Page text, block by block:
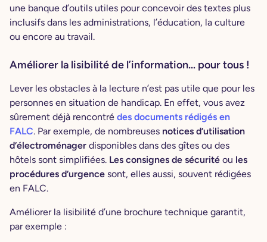
une banque d’outils utiles pour concevoir des textes plus
inclusifs dans les administrations, l’éducation, la culture
ou encore au travail.
Améliorer la lisibilité de l’information… pour tous !
Lever les obstacles à la lecture n’est pas utile que pour les
personnes en situation de handicap. En effet, vous avez
sûrement déjà rencontré des documents rédigés en
FALC. Par exemple, de nombreuses notices d’utilisation
d’électroménager disponibles dans des gîtes ou des
hôtels sont simplifiées. Les consignes de sécurité ou les
procédures d’urgence sont, elles aussi, souvent rédigées
en FALC.
Améliorer la lisibilité d’une brochure technique garantit,
par exemple :